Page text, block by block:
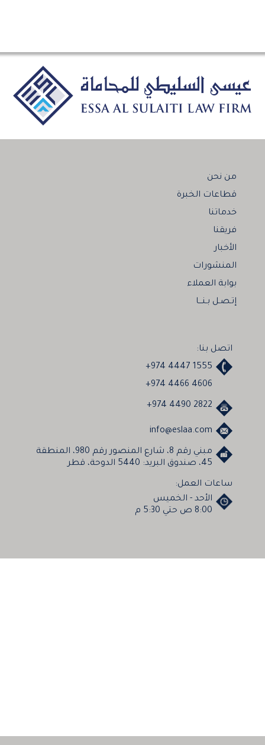
من نحن
قطاعات الخبرة
خدماتنا
فريقنا
الأخبار
المنشورات
بوابة العملاء
إتـصـل بـنـــا
اتصل بنا:
+974 4447 1555
+974 4466 4606
+974 4490 2822
info@eslaa.com
مبني رقم 8، شارع المنصور رقم 980، المنطقة
45، صندوق البريد: 5440 الدوحة، قطر
ساعات العمل:
الأحد - الخميس
8:00 ص حتي 5:30 م